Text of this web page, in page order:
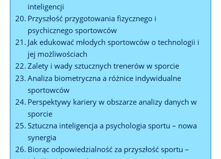
inteligencji
Przyszłość przygotowania fizycznego i
psychicznego sportowców
Jak edukować młodych sportowców o technologii i
jej możliwościach
Zalety i wady sztucznych trenerów w sporcie
Analiza biometryczna a różnice indywidualne
sportowców
Perspektywy kariery w obszarze analizy danych w
sporcie
Sztuczna inteligencja a psychologia sportu – nowa
synergia
Biorąc odpowiedzialność za przyszłość sportu –